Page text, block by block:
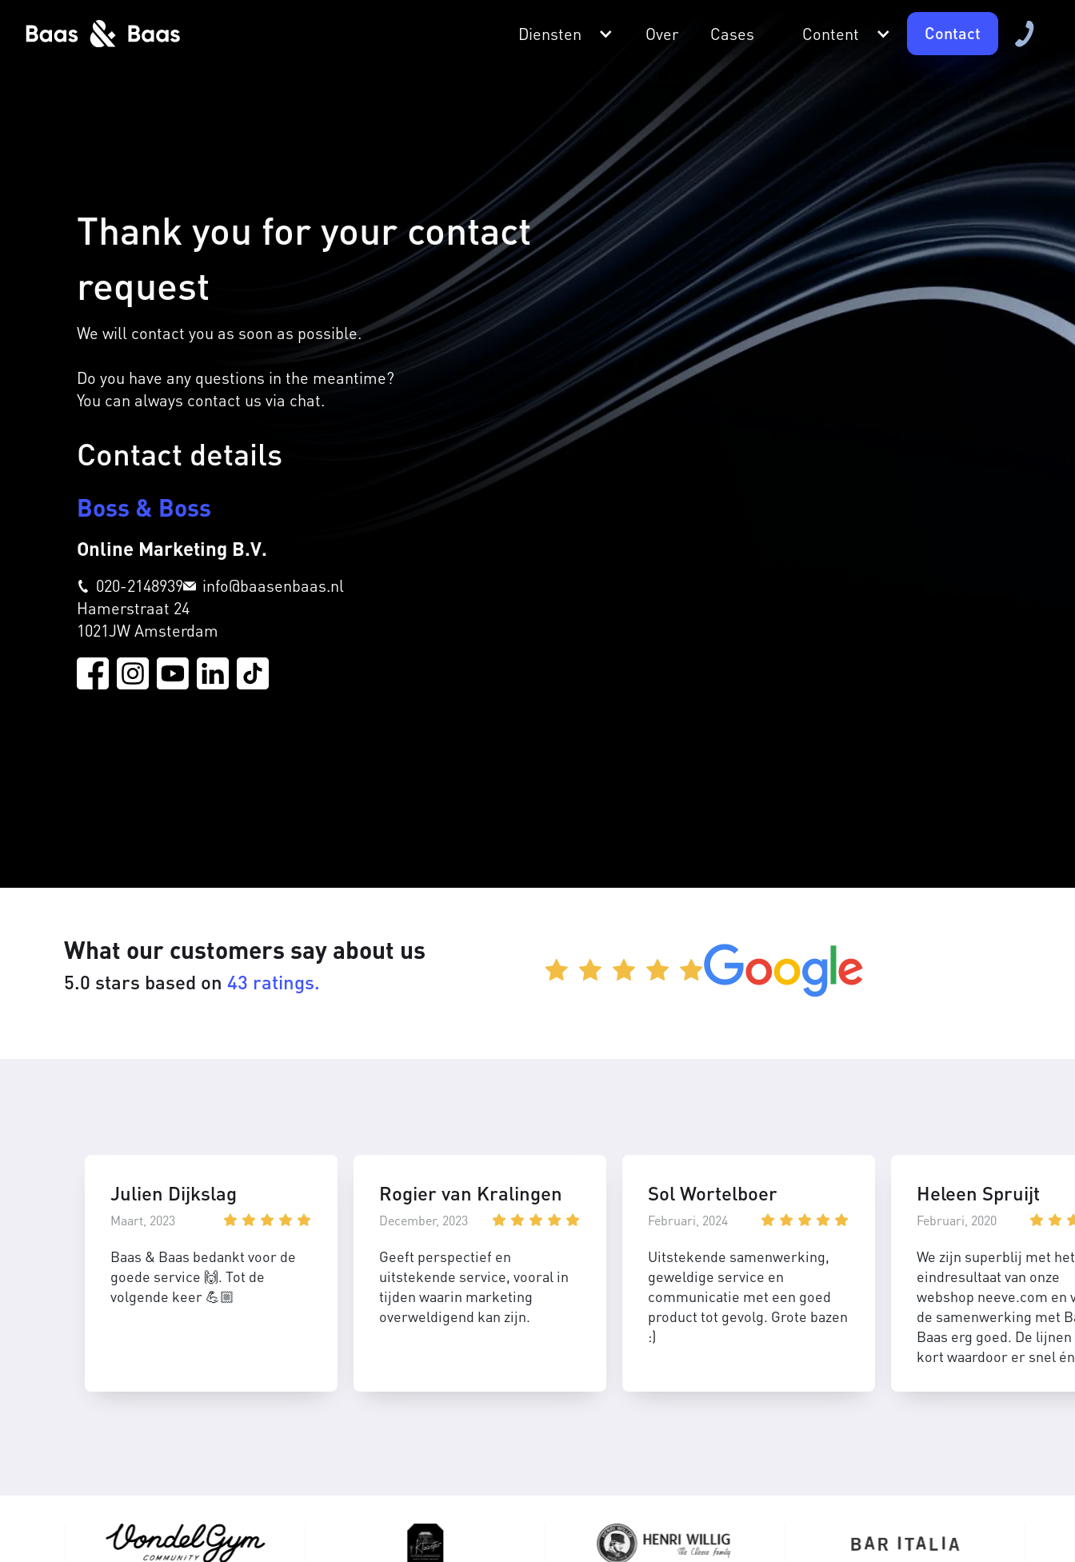
Diensten Over Cases Content Contact
Thank you for your contact
request
We will contact you as soon as possible.
Do you have any questions in the meantime?
You can always contact us via chat.
Contact details
Boss & Boss
Online Marketing B.V.
020-2148939
info@baasenbaas.nl
Hamerstraat 24
1021JW Amsterdam
What our customers say about us
5.0 stars based on 43 ratings.
Julien Dijkslag
Maart, 2023
Baas & Baas bedankt voor de
goede service 🙌. Tot de
volgende keer 💪🏼
Rogier van Kralingen
December, 2023
Geeft perspectief en
uitstekende service, vooral in
tijden waarin marketing
overweldigend kan zijn.
Sol Wortelboer
Februari, 2024
Uitstekende samenwerking,
geweldige service en
communicatie met een goed
product tot gevolg. Grote bazen
:)
Heleen Spruijt
Februari, 2020
We zijn superblij met het
eindresultaat van onze
webshop neeve.com en
de samenwerking met
Baas erg goed. De
kort waardoor er snel én
worden.